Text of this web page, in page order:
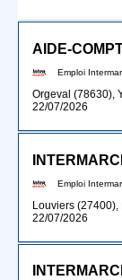
AIDE-
Emploi
Orgeval (78630),
22/07/2026
Emploi
Louviers
22/07/2026